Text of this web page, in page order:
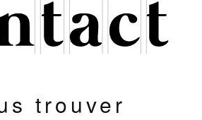
trouver